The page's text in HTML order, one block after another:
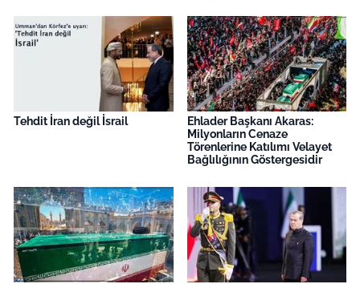
Tehdit İran değil İsrail
Ehlader Başkanı Akaras:
Milyonların Cenaze
Törenlerine Katılımı Velayet
Bağlılığının Göstergesidir